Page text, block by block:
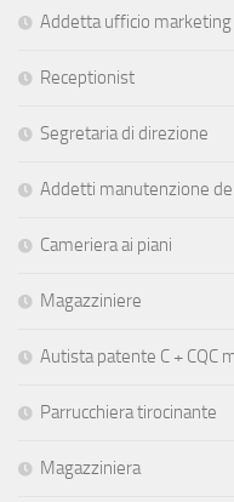
Addetta ufficio marketing
Receptionist
Segretaria di direzione
Addetti manutenzione
Cameriera ai piani
Magazziniere
Autista patente C + CQC
Parrucchiera tirocinante
Magazziniera